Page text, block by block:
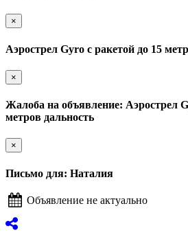
×
Аэрострел Gyro с ракетой до 15
×
Жалоба на объявление: Аэрострел
метров дальность
×
Письмо для: Наталия
Объявление не актуально